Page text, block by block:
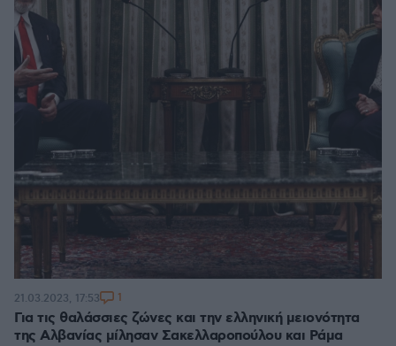
Για τις θαλάσσιες ζώνες και την ελληνική μειονότητα
της Αλβανίας μίλησαν Σακελλαροπούλου και Ράμα
21.03.2023, 17:53 1